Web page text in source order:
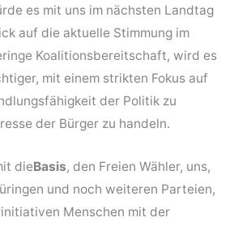
es mit uns im nächsten Land­tag
auf die aktuelle Stimmung im
Koalitions­bereitschaft, wird es
mit einem strikten Fokus auf
der Politik zu
der Bürger zu handeln.
dieBasis, den Freien Wähler, uns,
und noch weiteren Parteien,
Menschen mit der